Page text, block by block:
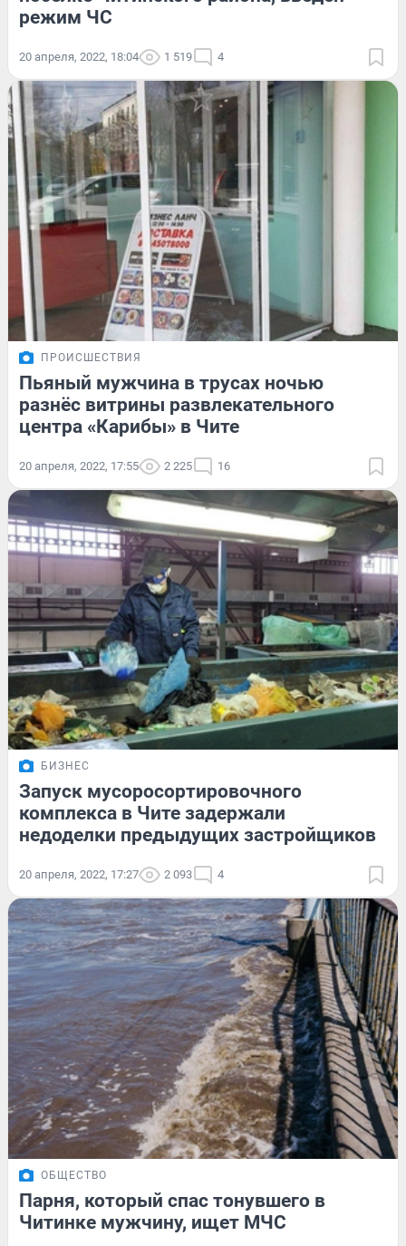
режим ЧС
20 апреля, 2022, 18:04 1 519 4
ПРОИСШЕСТВИЯ
Пьяный мужчина в трусах ночью
разнёс витрины развлекательного
центра «Карибы» в Чите
20 апреля, 2022, 17:55 2 225 16
БИЗНЕС
Запуск мусоросортировочного
комплекса в Чите задержали
недоделки предыдущих застройщиков
20 апреля, 2022, 17:27 2 093 4
ОБЩЕСТВО
Парня, который спас тонувшего в
Читинке мужчину, ищет МЧС